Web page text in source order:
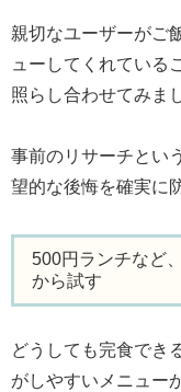
親切なユーザーがご
ューしてくれている
照らし合わせてみま
事前のリサーチとい
望的な後悔を確実に
500円ランチなど
から試す
どうしても完食でき
がしやすいメニュー